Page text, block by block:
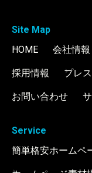
Site Map
HOME
会社情報
採用情報 プレ
お問い合わせ
Service
簡単格安ホームペ